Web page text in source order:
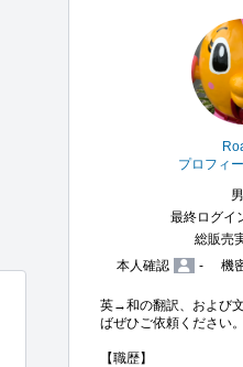
プロフィ
最終ログイ
総販売
本人確認
- 機
英→和の翻訳、および
ばぜひご依頼ください。
【職歴】